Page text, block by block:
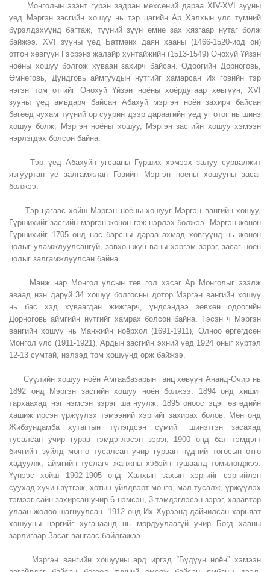
Монголын эзэнт гүрэн задран мөхсөний дараа XIV-XVI зууны
үед Мэргэн засгийн хошуу нь тэр цагийн Ар Халхын улс түмний
бүрэлдэхүүнд багтаж, түүний зүүн өмнө зах хязгаар нутаг болж
байжээ. XVI зууны үед Батмөнх даян хааны (1466-1520-иод он)
отгон хөвгүүн Гэсрэнз жалайр хунтайжийн (1513-1549) Онохуй Үйзэн
ноёны хошуу болгож хуваан захирч байсан. Одоогийн Дорноговь,
Өмнөговь, Дундговь аймгуудын нутгийг хамарсан Их говийн тэр
нэгэн том отгийг Онохуй Үйзэн ноёны хоёрдугаар хөвгүүн, XVI
зууны үед амьдарч байсан Абахуй мэргэн ноён захирч байсан
бөгөөд чухам түүний ор суурин дээр дараагийн үед уг отог нь шинэ
хошуу болж, Мэргэн ноёны хошуу, Мэргэн засгийн хошуу хэмээн
нэрлэгдэх болсон байна.
Тэр үед Абахуйн угсааны Гүрших хэмээх залуу сурвалжит
язгууртан үе залгамжлан Говийн Мэргэн ноёны хошууны засаг
болжээ.
Тэр цагаас хойш Мэргэн ноёны хошууг Мэргэн вангийн хошуу,
Гүршихийг засгийн мэргэн жонон гэж нэрлэх болжээ. Мэргэн жонон
Гүршихийг 1705 онд нас барсны дараа ахмад хөвгүүнд нь жонон
цолыг уламжлуулсангүй, зөвхөн жүн ваны хэргэм зэрэг, засаг ноён
цолыг залгамжлуулсан байна.
Манж нар Монгол улсын төв гол хэсэг Ар Монголыг эзэлж
аваад нэн даруй 34 хошуу болгосны дотор Мэргэн вангийн хошуу
нь бас хэд хуваагдан жижгэрч, үндсэндээ зөвхөн одоогийн
Дорноговь аймгийн нутгийг хамрах болсон байна. Гэсэн ч Мэргэн
вангийн хошуу нь Манжийн ноёрхол (1691-1911), Олноо өргөгдсөн
Монгол улс (1911-1921), Ардын засгийн эхний үед 1924 оныг хүртэл
12-13 сумтай, нэлээд том хошуунд орж байжээ.
Сүүлийн хошуу ноён Амгаабазарын ганц хөвүүн Ананд-Очир нь
1892 онд Мэргэн засгийн хошуу ноён болжээ. 1894 онд хишиг
тархаахад нэг нэмсэн зэрэг шагнуулж, 1895 оноос эцэг өвгөдийн
хашиж ирсэн үржүүлэх тэмээний хэргийг захирах болов. Мөн онд
Жибзундамба хутагтын түлэгдсэн сүмийг шинэтгэн засахад
тусалсан учир гурав тэмдэглэсэн зэрэг, 1900 онд бат тэмдэгт
бичгийн зүйлд мөнгө тусалсан учир гурван нүдний тогосын отго
хадуулж, аймгийн туслагч жанжны хэбэйн тушаалд томилогджээ.
Үүнээс хойш 1902-1905 онд Халхын захын хэргийг сэргийлэн
суухад хүчин зүтгэж, хотын үйлдвэрт мөнгө, мал тусалж, үржүүлэх
тэмээг сайн захирсан учир 6 нэмсэн, 3 тэмдэглэсэн зэрэг, харавтар
улаан жолоо шагнуулсан. 1912 онд Их Хүрээнд дайчилсан харьяат
хошууны цэргийг хугацаанд нь мордуулаагүй учир Богд хааны
зарлигаар Засаг вангаас байлгажээ.
Мэргэн вангийн хошууны ард иргэд “Бүдүүн ноён” хэмээн